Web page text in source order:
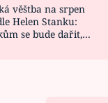
věštba na srpen
Helen Stanku:
se bude dařit,